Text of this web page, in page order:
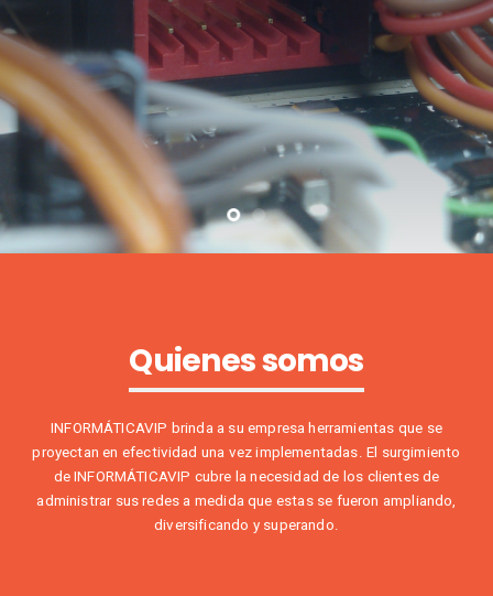
Quienes somos
INFORMÁTICAVIP brinda a su empresa herramientas que se
proyectan en efectividad una vez implementadas. El surgimiento
de INFORMÁTICAVIP cubre la necesidad de los clientes de
administrar sus redes a medida que estas se fueron ampliando,
diversificando y superando.